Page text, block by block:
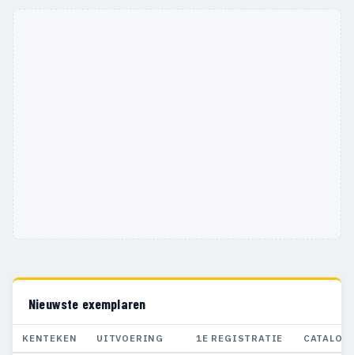
Nieuwste exemplaren
KENTEKEN UITVOERING 1E REGISTRATIE